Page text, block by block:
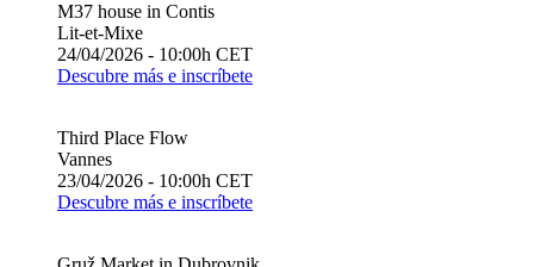
M37 house in Contis
Lit-et-Mixe
24/04/2026 - 10:00h CET
Descubre más e inscríbete
Third Place Flow
Vannes
23/04/2026 - 10:00h CET
Descubre más e inscríbete